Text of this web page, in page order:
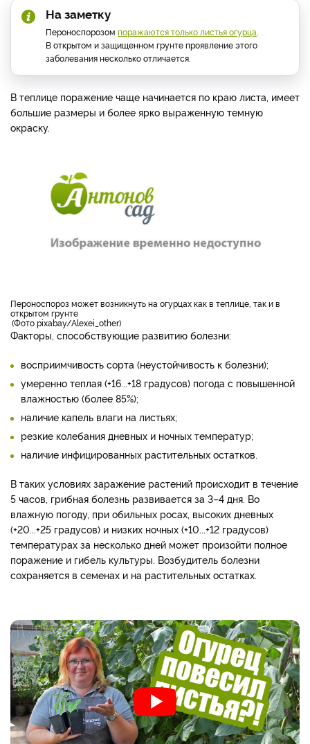
На заметку
Пероноспорозом поражаются только листья огурца
В открытом и защищенном грунте проявление этого
заболевания несколько отличается.
В теплице поражение чаще начинается по краю листа, имеет
большие размеры и более ярко выраженную темную
окраску.
пероноспороз может возникнуть на огурцах как в теплице, так и в
открытом грунте
Фото pixabay/Alexei_other
Факторы, способствующие развитию болезни:
восприимчивость сорта (неустойчивость к болезни);
умеренно теплая (+16...+18 градусов) погода с повышенной
влажностью (более 85%);
наличие капель влаги на листьях;
резкие колебания дневных и ночных температур;
наличие инфицированных растительных остатков.
В таких условиях заражение растений происходит в течение
5 часов, грибная болезнь развивается за 3–4 дня. Во
влажную погоду, при обильных росах, высоких дневных
(+20...+25 градусов) и низких ночных (+10...+12 градусов)
температурах за несколько дней может произойти полное
поражение и гибель культуры. Возбудитель болезни
сохраняется в семенах и на растительных остатках.